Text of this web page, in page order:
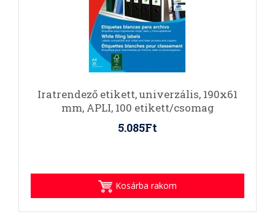
Iratrendező etikett, univerzális, 190x61
mm, APLI, 100 etikett/csomag
5.085Ft
Kosárba rakom